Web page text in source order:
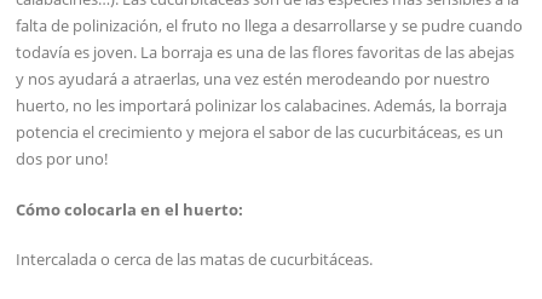
falta de polinización, el fruto no llega a desarrollarse y se pudre cuando
todavía es joven. La borraja es una de las flores favoritas de las abejas
y nos ayudará a atraerlas, una vez estén merodeando por nuestro
huerto, no les importará polinizar los calabacines. Además, la borraja
potencia el crecimiento y mejora el sabor de las cucurbitáceas, es un
dos por uno!
Cómo colocarla en el huerto:
Intercalada o cerca de las matas de cucurbitáceas.